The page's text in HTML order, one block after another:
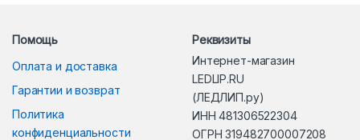
Помощь
Оплата и доставка
Гарантии и возврат
Политика
конфиденциальности
Реквизиты
Интернет-магазин
LEDLIP.RU
(ЛЕДЛИП.ру)
ИНН 481306522304
ОГРН 319482700007208